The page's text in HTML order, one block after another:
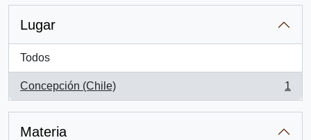
Lugar
Todos
Concepción (Chile)
, 1 resultados
1
Materia